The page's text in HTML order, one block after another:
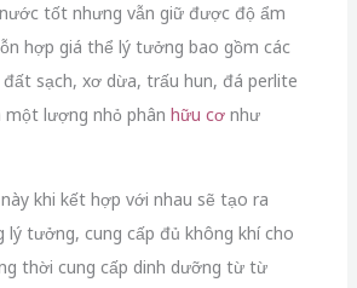
tốt nhưng vẫn giữ được độ ẩm
hợp giá thể lý tưởng bao gồm các
sạch, xơ dừa, trấu hun, đá perlite
một lượng nhỏ phân hữu cơnhư
khi kết hợp với nhau sẽ tạo ra
tưởng, cung cấp đủ không khí cho
thời cung cấp dinh dưỡng từ từ